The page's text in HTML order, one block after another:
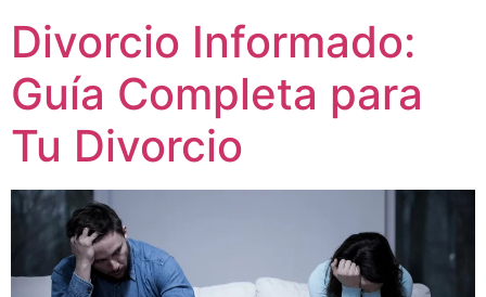
Divorcio Informado:
Guía Completa para
Tu Divorcio